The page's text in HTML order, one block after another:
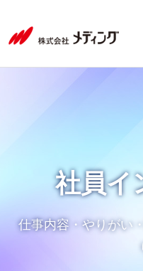
採
員
社員イ
仕事内容・やりがい